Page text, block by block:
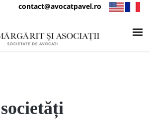
contact@avocatpavel.ro